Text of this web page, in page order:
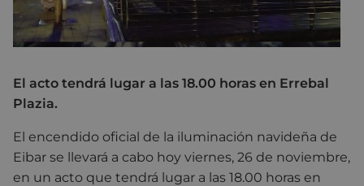
El acto tendrá lugar a las 18.00 horas en Errebal
Plazia.
El encendido oficial de la iluminación navideña de
Eibar se llevará a cabo hoy viernes, 26 de noviembre,
en un acto que tendrá lugar a las 18.00 horas en